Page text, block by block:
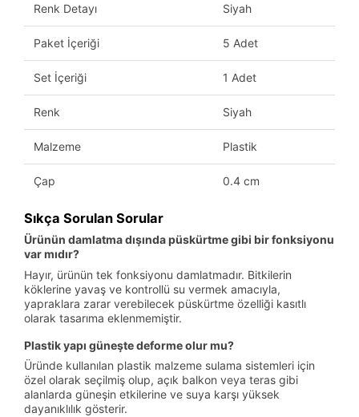
Renk Detayı Siyah
Paket İçeriği 5 Adet
Set İçeriği 1 Adet
Renk Siyah
Malzeme Plastik
Çap 0.4 cm
Sıkça Sorulan Sorular
Ürünün damlatma dışında püskürtme gibi bir fonksiyonu
var mıdır?
Hayır, ürünün tek fonksiyonu damlatmadır. Bitkilerin
köklerine yavaş ve kontrollü su vermek amacıyla,
yapraklara zarar verebilecek püskürtme özelliği kasıtlı
olarak tasarıma eklenmemiştir.
Plastik yapı güneşte deforme olur mu?
Üründe kullanılan plastik malzeme sulama sistemleri için
özel olarak seçilmiş olup, açık balkon veya teras gibi
alanlarda güneşin etkilerine ve suya karşı yüksek
dayanıklılık gösterir.